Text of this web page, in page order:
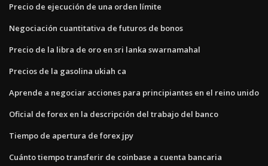
Precio de ejecución de una orden límite
Negociación cuantitativa de futuros de bonos
Precio de la libra de oro en sri lanka swarnamahal
Precios de la gasolina ukiah ca
Aprende a negociar acciones para principiantes en el reino unido
Oficial de forex en la descripción del trabajo del banco
Tiempo de apertura de forex jpy
Cuánto tiempo transferir de coinbase a cuenta bancaria